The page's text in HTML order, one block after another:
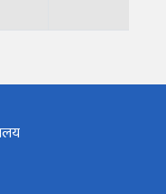
म कसरी सहायता गर्न सक्छु भनेर हेर्न कृपया बटनहरुमा